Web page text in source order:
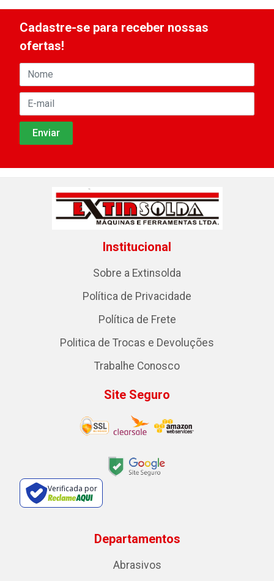
Cadastre-se para receber nossas
ofertas!
Institucional
Sobre a Extinsolda
Política de Privacidade
Política de Frete
Politica de Trocas e Devoluções
Trabalhe Conosco
Site Seguro
Verificada por
Departamentos
Abrasivos